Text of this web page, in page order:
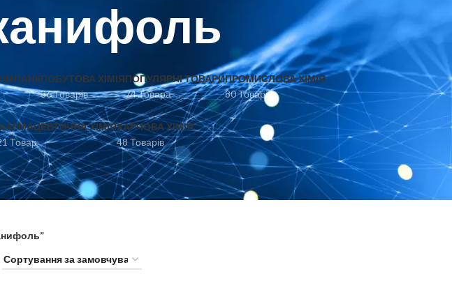
ПОБУТОВА ХІМІЯ
36 Товарів
ПОПУЛЯРНІ ТОВАРИ
74 Товара
ПРОМИСЛОВА ХІМІЯ
80 Товарів
ХІМІЯ
Товар
ХАРЧОВА ХІМІЯ
48 Товарів